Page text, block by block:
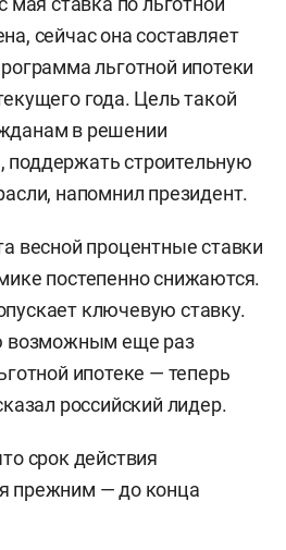
сейчас она составляет
льготной ипотеки
года. Цель такой
в решении
строительную
напомнил президент.
весной процентные ставки
постепенно снижаются.
ключевую ставку.
возможным еще раз
ипотеке — теперь
российский лидер.
срок действия
прежним — до конца